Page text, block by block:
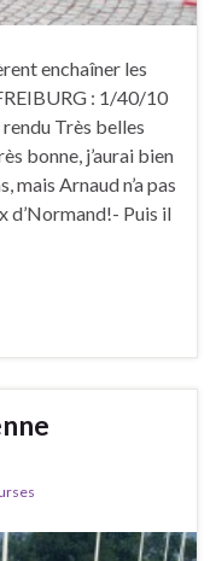
enchaîner les
: 1/40/10
Très belles
bonne, j’aurai bien
mais Arnaud n’a pas
d’Normand!- Puis il